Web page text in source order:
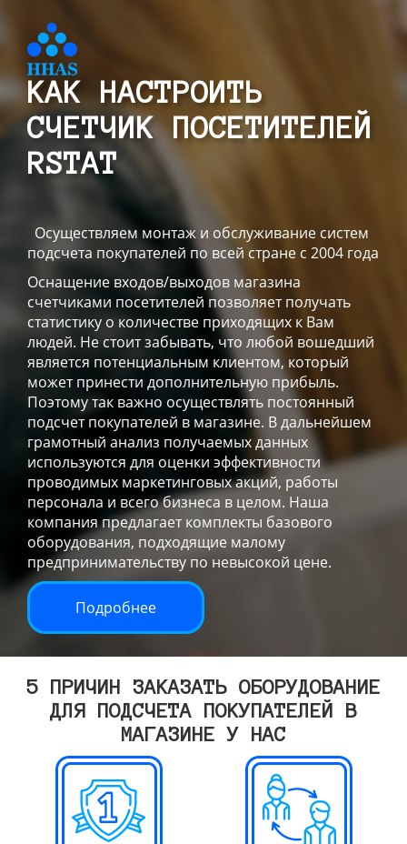
КАК НАСТРОИТЬ
СЧЕТЧИК ПОСЕТИТЕЛЕЙ
RSTAT
Осуществляем монтаж и обслуживание систем
подсчета покупателей по всей стране с 2004 года
Оснащение входов/выходов магазина
счетчиками посетителей позволяет получать
статистику о количестве приходящих к Вам
людей. Не стоит забывать, что любой вошедший
является потенциальным клиентом, который
может принести дополнительную прибыль.
Поэтому так важно осуществлять постоянный
подсчет покупателей в магазине. В дальнейшем
грамотный анализ получаемых данных
используются для оценки эффективности
проводимых маркетинговых акций, работы
персонала и всего бизнеса в целом. Наша
компания предлагает комплекты базового
оборудования, подходящие малому
предпринимательству по невысокой цене.
Подробнее
5 ПРИЧИН ЗАКАЗАТЬ ОБОРУДОВАНИЕ
ДЛЯ ПОДСЧЕТА ПОКУПАТЕЛЕЙ В
МАГАЗИНЕ У НАС